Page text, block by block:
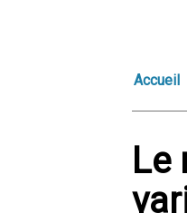
Accueil
Le